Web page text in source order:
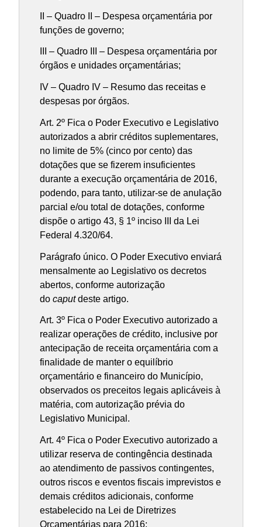
II – Quadro II – Despesa orçamentária por
funções de governo;
III – Quadro III – Despesa orçamentária por
órgãos e unidades orçamentárias;
IV – Quadro IV – Resumo das receitas e
despesas por órgãos.
Art. 2º Fica o Poder Executivo e Legislativo
autorizados a abrir créditos suplementares,
no limite de 5% (cinco por cento) das
dotações que se fizerem insuficientes
durante a execução orçamentária de 2016,
podendo, para tanto, utilizar-se de anulação
parcial e/ou total de dotações, conforme
dispõe o artigo 43, § 1º inciso III da Lei
Federal 4.320/64.
Parágrafo único. O Poder Executivo enviará
mensalmente ao Legislativo os decretos
abertos, conforme autorização
docaputdeste artigo.
Art. 3º Fica o Poder Executivo autorizado a
realizar operações de crédito, inclusive por
antecipação de receita orçamentária com a
finalidade de manter o equilíbrio
orçamentário e financeiro do Município,
observados os preceitos legais aplicáveis à
matéria, com autorização prévia do
Legislativo Municipal.
Art. 4º Fica o Poder Executivo autorizado a
utilizar reserva de contingência destinada
ao atendimento de passivos contingentes,
outros riscos e eventos fiscais imprevistos e
demais créditos adicionais, conforme
estabelecido na Lei de Diretrizes
Orçamentárias para 2016;